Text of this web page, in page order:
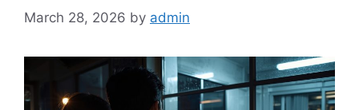
March 28, 2026 by admin